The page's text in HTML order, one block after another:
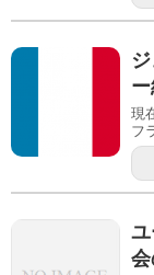
現
フ